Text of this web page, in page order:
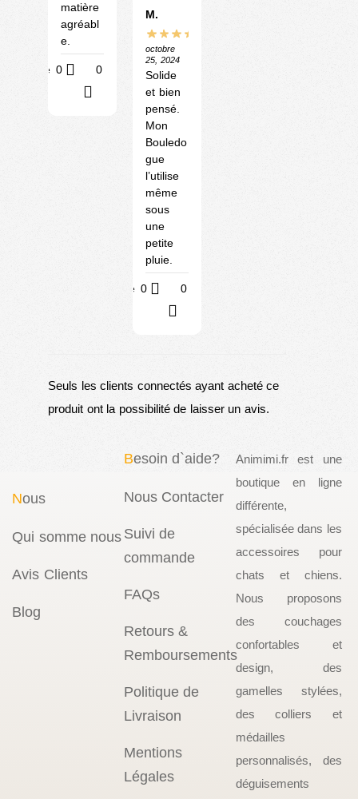
matière
agréabl
e.
Utile 0 0
M.
octobre
25, 2024
Solide
et bien
pensé.
Mon
Bouledo
gue
l’utilise
même
sous
une
petite
pluie.
Utile 0 0
Seuls les clients connectés ayant acheté ce
produit ont la possibilité de laisser un avis.
Nous
Qui somme nous
Avis Clients
Blog
Besoin d`aide?
Nous Contacter
Suivi de
commande
FAQs
Retours &
Remboursements
Politique de
Livraison
Mentions
Légales
Animimi.fr est une
boutique en ligne
différente,
spécialisée dans les
accessoires pour
chats et chiens.
Nous proposons
des couchages
confortables et
design, des
gamelles stylées,
des colliers et
médailles
personnalisés, des
déguisements